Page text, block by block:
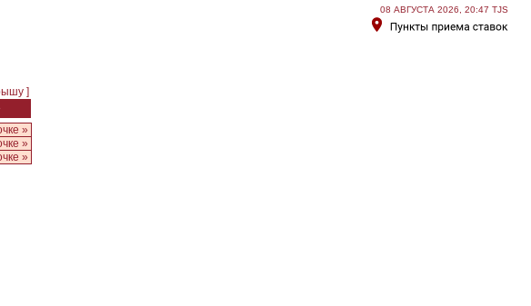
08 АВГУСТА 2026, 20:47 TJS
]
»
»
»